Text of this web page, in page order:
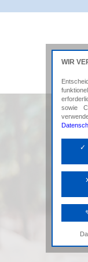
WIR
sowie
✓